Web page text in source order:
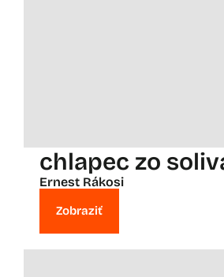
chlapec zo
Ernest Rákosi
Zobraziť